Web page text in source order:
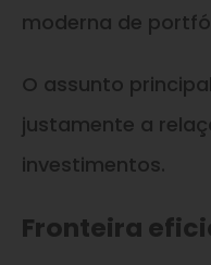
moderna de
O assunto
justamente a
investimentos.
Fronteira